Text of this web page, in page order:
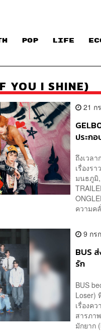
POP LIFE
YOU I SHINE)
21 ก
ประก
ถึงเวล
เรื่องร
มนธภูมิ,
ความค
9 กร
BUS
รัก
BUS
Loser)
เรื่องค
สารภา
มักยาก